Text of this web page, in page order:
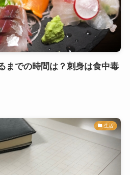
までの時間は？刺身は食中毒
生活